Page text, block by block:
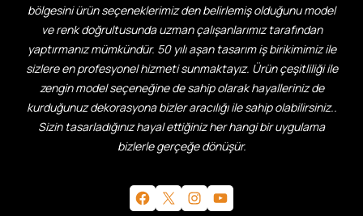
bölgesini ürün seçeneklerimiz den belirlemiş olduğunu model
ve renk doğrultusunda uzman çalışanlarımız tarafından
yaptırmanız mümkündür. 50 yılı aşan tasarım iş birikimimiz ile
sizlere en profesyonel hizmeti sunmaktayız. Ürün çeşitliliği ile
zengin model seçeneğine de sahip olarak hayalleriniz de
kurduğunuz dekorasyona bizler aracılığı ile sahip olabilirsiniz..
Sizin tasarladığınız hayal ettiğiniz her hangi bir uygulama
bizlerle gerçeğe dönüşür.
Facebook X Instagram YouTube